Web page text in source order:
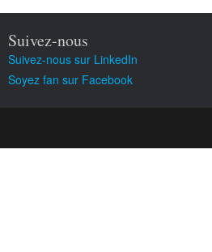
Suivez-nous
Suivez-nous sur LinkedIn
Soyez fan sur Facebook